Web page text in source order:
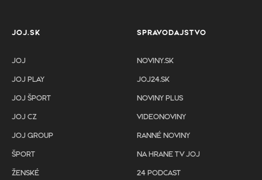
JOJ.SK
JOJ
JOJ PLAY
JOJ ŠPORT
JOJ CZ
JOJ GROUP
ŠPORT
ŽENSKÉ
SPRAVODAJSTVO
NOVINY.SK
JOJ24.SK
NOVINY PLUS
VIDEONOVINY
RANNÉ NOVINY
NA HRANE TV JOJ
24 PODCAST